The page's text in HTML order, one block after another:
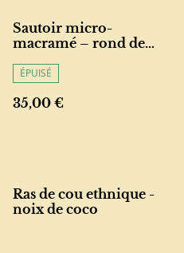
Sautoir micro-
macramé – rond de
naturelles
ÉPUISÉ
35,00 €
Ras de cou ethnique -
noix de coco